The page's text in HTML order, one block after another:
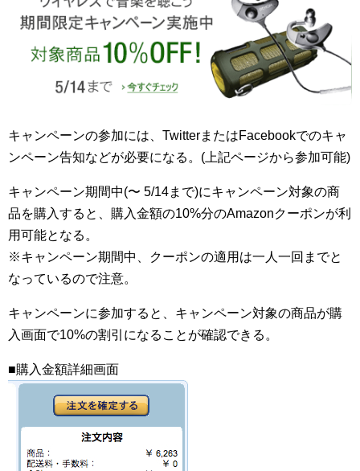
キャンペーンの参加には、TwitterまたはFacebookでのキャ
ンペーン告知などが必要になる。(上記ページから参加可能)
キャンペーン期間中(〜 5/14まで)にキャンペーン対象の商
品を購入すると、購入金額の10%分のAmazonクーポンが利
用可能となる。
※キャンペーン期間中、クーポンの適用は一人一回までと
なっているので注意。
キャンペーンに参加すると、キャンペーン対象の商品が購
入画面で10%の割引になることが確認できる。
■購入金額詳細画面